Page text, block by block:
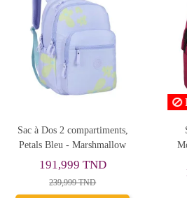
Puffy -
Sac à Dos - Cool School -
Réf.9103
92,047 TND